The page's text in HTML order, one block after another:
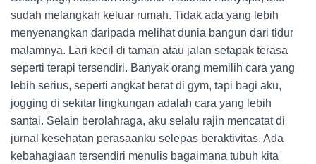
sudah melangkah keluar rumah. Tidak ada yang lebih
menyenangkan daripada melihat dunia bangun dari tidur
malamnya. Lari kecil di taman atau jalan setapak terasa
seperti terapi tersendiri. Banyak orang memilih cara yang
lebih serius, seperti angkat berat di gym, tapi bagi aku,
jogging di sekitar lingkungan adalah cara yang lebih
santai. Selain berolahraga, aku selalu rajin mencatat di
jurnal kesehatan perasaanku selepas beraktivitas. Ada
kebahagiaan tersendiri menulis bagaimana tubuh kita